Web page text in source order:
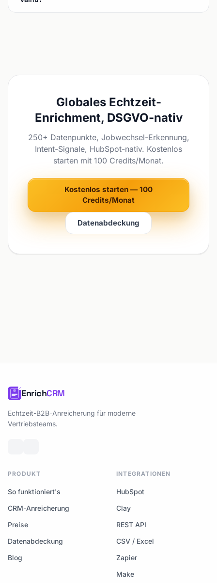
Globales Echtzeit-
Enrichment, DSGVO-nativ
250+ Datenpunkte, Jobwechsel-Erkennung,
Intent-Signale, HubSpot-nativ. Kostenlos
starten mit 100 Credits/Monat.
Kostenlos starten — 100
Credits/Monat
Datenabdeckung
EnrichCRM
Echtzeit-B2B-Anreicherung für moderne
Vertriebsteams.
PRODUKT
So funktioniert's
CRM-Anreicherung
Preise
Datenabdeckung
Blog
INTEGRATIONEN
HubSpot
Clay
REST API
CSV / Excel
Zapier
Make